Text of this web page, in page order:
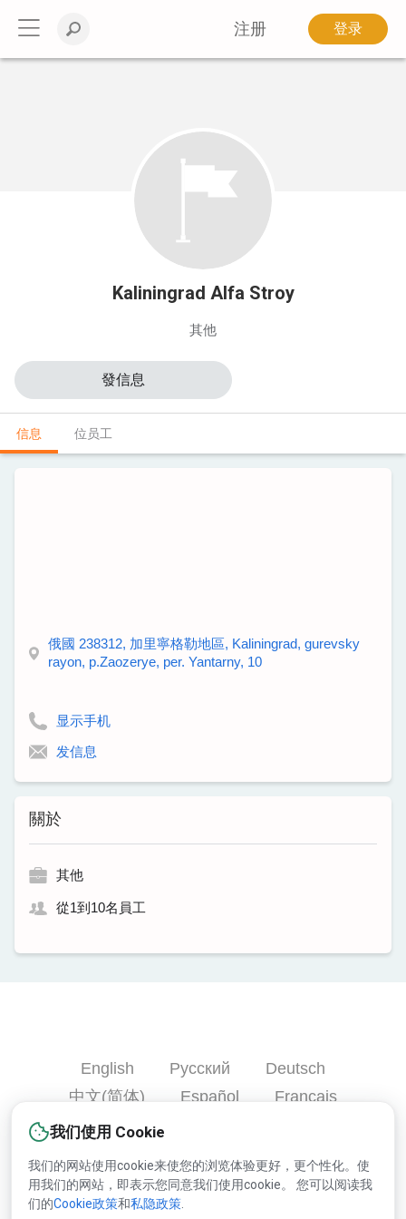
注册 登录
Kaliningrad Alfa Stroy
其他
信息 位员工
發信息
關於
其他
從1到10名員工
俄國 238312, 加里寧格勒地區, Kaliningrad, gurevsky
rayon, p.Zaozerye, per. Yantarny, 10
显示手机
发信息
我们使用 Cookie
我们的网站使用cookie来使您的浏览体验更好，更个性化。使
用我们的网站，即表示您同意我们使用cookie。 您可以阅读我
们的Cookie政策和私隐政策
English Русский
Deutsch
中文(简体)
Español
Français
Português
हिन्दी